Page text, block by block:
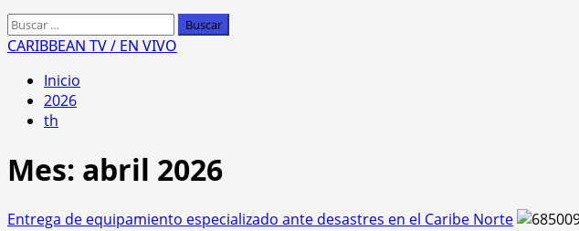
Buscar:
CARIBBEAN TV / EN VIVO
Inicio
2026
th
Mes: abril 2026
Entrega de equipamiento especializado ante desastres en el Caribe Norte